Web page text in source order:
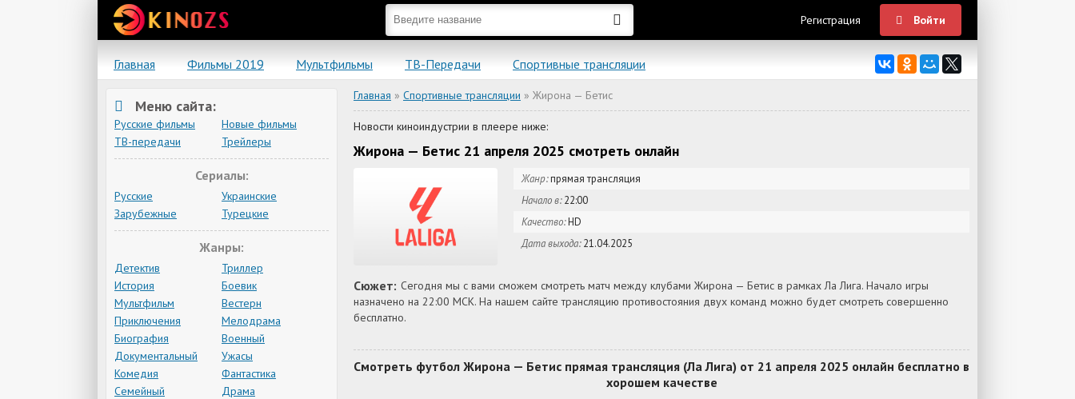
Регистрация Войти
Главная Фильмы 2019 Мультфильмы ТВ-Передачи Спортивные трансляции
Главная » Спортивные трансляции » Жирона — Бетис
Новости киноиндустрии в плеере ниже:
Жирона — Бетис 21 апреля 2025 смотреть онлайн
Жанр:прямая трансляция
Начало в:22:00
Качество:HD
Дата выхода:21.04.2025
Сюжет: Сегодня мы с вами сможем смотреть матч между клубами Жирона — Бетис в рамках Ла Лига. Начало игры
назначено на 22:00 МСК. На нашем сайте трансляцию противостояния двух команд можно будет смотреть совершенно
бесплатно.
Смотреть футбол Жирона — Бетис прямая трансляция (Ла Лига) от 21 апреля 2025 онлайн бесплатно в
хорошем качестве
Меню сайта:
Русские фильмы
Новые фильмы
ТВ-передачи
Трейлеры
Сериалы:
Русские
Украинские
Зарубежные
Турецкие
Жанры:
Детектив
Триллер
История
Боевик
Мультфильм
Вестерн
Приключения
Мелодрама
Биография
Военный
Документальный
Ужасы
Комедия
Фантастика
Семейный
Драма